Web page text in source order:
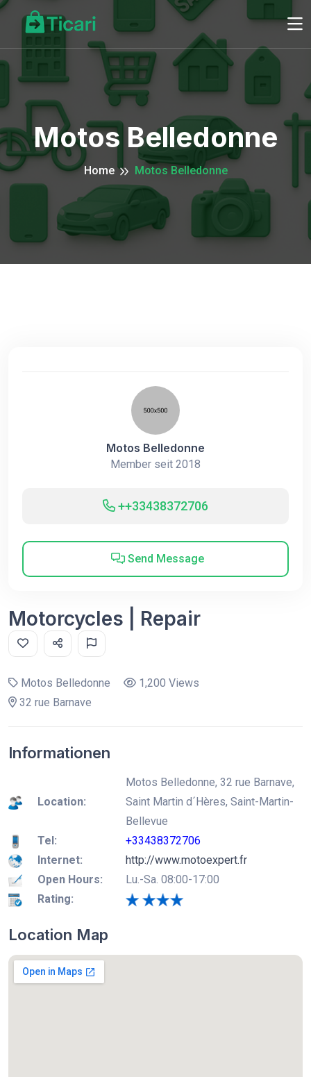
Motos Belledonne
Home Motos Belledonne
Motos Belledonne
Member seit 2018
++33438372706
Send Message
Motorcycles | Repair
Motos Belledonne
1,200 Views
32 rue Barnave
Informationen
Location:
Motos Belledonne, 32 rue Barnave,
Saint Martin d´Hères, Saint-Martin-
Bellevue
Tel:
+33438372706
Internet:
http://www.motoexpert.fr
Open Hours:
Lu.-Sa. 08:00-17:00
Rating:
Location Map